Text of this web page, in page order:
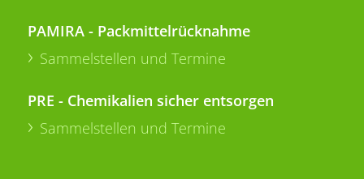
PAMIRA - Packmittelrücknahme
Sammelstellen und Termine
PRE - Chemikalien sicher entsorgen
Sammelstellen und Termine